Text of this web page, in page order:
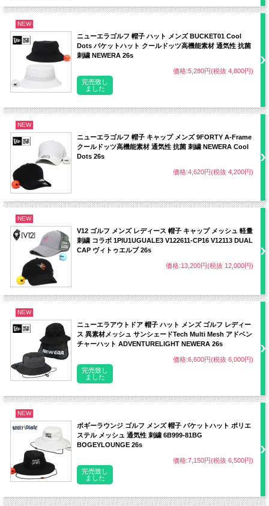
NEW
ニューエラゴルフ 帽子 ハット メンズ BUCKET01 Cool
Dots バケットハット クールドッツ高機能素材 通気性 抗菌
刺繍 NEWERA 26s
価格:5,280円(税抜 4,800円)
完売致し
ました
NEW
ニューエラゴルフ 帽子 キャップ メンズ 9FORTY A-Frame
クールドッツ高機能素材 通気性 抗菌 刺繍 NEWERA Cool
Dots 26s
価格:4,620円(税抜 4,200円)
NEW
V12 ゴルフ メンズ レディース 帽子 キャップ メッシュ 軽量
刺繍 コラボ 1PIU1UGUALE3 V122611-CP16 V12113 DUAL
CAP ヴィトゥエルブ 26s
価格:13,200円(税抜 12,000円)
NEW
ニューエラアウトドア 帽子 ハット メンズ ゴルフ レディー
ス 異素材メッシュ サンシェードTech Multi Mesh アドベン
チャーハット ADVENTURELIGHT NEWERA 26s
価格:6,600円(税抜 6,000円)
完売致し
ました
NEW
ボギーラウンジ ゴルフ メンズ 帽子 バケットハット ポリエ
ステル メッシュ 通気性 刺繍 6B999-81BG
BOGEYLOUNGE 26s
価格:7,150円(税抜 6,500円)
完売致し
ました